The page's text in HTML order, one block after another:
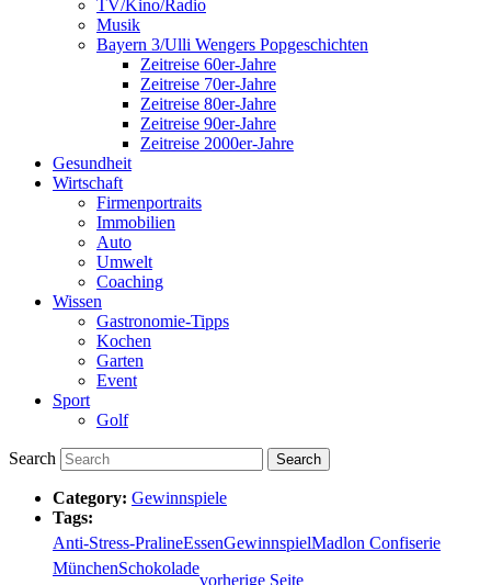
TV/Kino/Radio
Musik
Bayern 3/Ulli Wengers Popgeschichten
Zeitreise 60er-Jahre
Zeitreise 70er-Jahre
Zeitreise 80er-Jahre
Zeitreise 90er-Jahre
Zeitreise 2000er-Jahre
Gesundheit
Wirtschaft
Firmenportraits
Immobilien
Auto
Umwelt
Coaching
Wissen
Gastronomie-Tipps
Kochen
Garten
Event
Sport
Golf
Search
Category: Gewinnspiele
Tags:
Anti-Stress-PralineEssenGewinnspielMadlon Confiserie
MünchenSchokolade
vorherige Seite